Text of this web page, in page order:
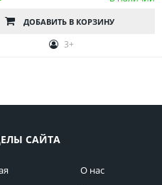
ДОБАВИТЬ В КОРЗИНУ
3+
САЙТА
О нас